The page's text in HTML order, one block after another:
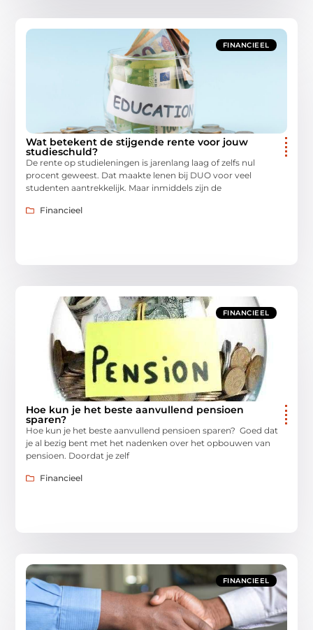
FINANCIEEL
Wat betekent de stijgende rente voor jouw
studieschuld?
De rente op studieleningen is jarenlang laag of zelfs nul
procent geweest. Dat maakte lenen bij DUO voor veel
studenten aantrekkelijk. Maar inmiddels zijn de
Financieel
FINANCIEEL
Hoe kun je het beste aanvullend pensioen
sparen?
Hoe kun je het beste aanvullend pensioen sparen? Goed dat
je al bezig bent met het nadenken over het opbouwen van
pensioen. Doordat je zelf
Financieel
FINANCIEEL